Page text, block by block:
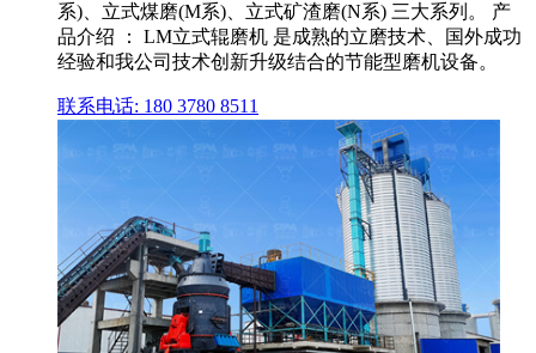
系)、立式煤磨(M系)、立式矿渣磨(N系) 三大系列。 产
品介绍 ： LM立式辊磨机 是成熟的立磨技术、国外成功
经验和我公司技术创新升级结合的节能型磨机设备。
联系电话: 180 3780 8511